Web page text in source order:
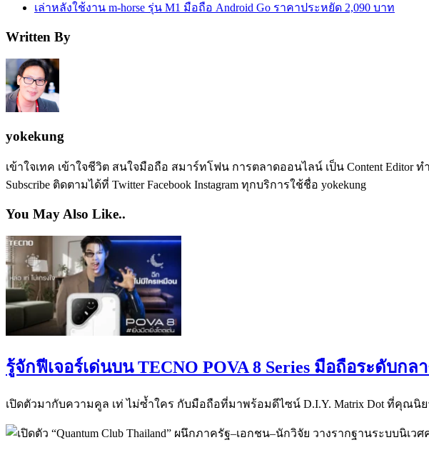
เล่าหลังใช้งาน m-horse รุ่น M1 มือถือ Android Go ราคาประหยัด 2,090 บาท
Written By
yokekung
เข้าใจเทค เข้าใจชีวิต สนใจมือถือ สมาร์ทโฟน การตลาดออนไลน์ เป็น Content Editor ทำ
Subscribe ติดตามได้ที่ Twitter Facebook Instagram ทุกบริการใช้ชื่อ yokekung
You May Also Like..
รู้จักฟีเจอร์เด่นบน TECNO POVA 8 Series มือถือระดับกล
เปิดตัวมากับความคูล เท่ ไม่ซ้ำใคร กับมือถือที่มาพร้อมดีไซน์ D.I.Y. Matrix Dot ที่คุณนิย